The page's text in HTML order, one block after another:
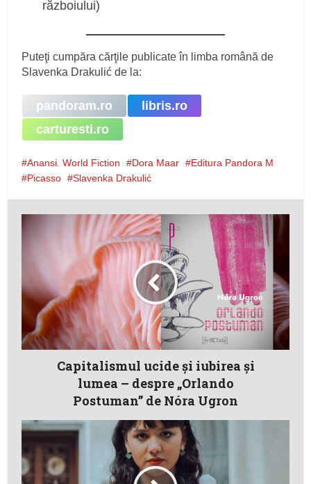
războiului)
Puteţi cumpăra cărţile publicate în limba română de
Slavenka Drakulić de la:
pandoram.ro
libris.ro
carturesti.ro
Anansi. World Fiction Dora Maar
Editura Pandora M
Picasso
Slavenka Drakulić
Capitalismul ucide și iubirea și
lumea – despre „Orlando
Postuman” de Nóra Ugron